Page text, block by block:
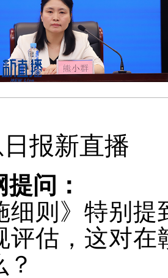
报新直播
问：
细则》特别
评估，这对